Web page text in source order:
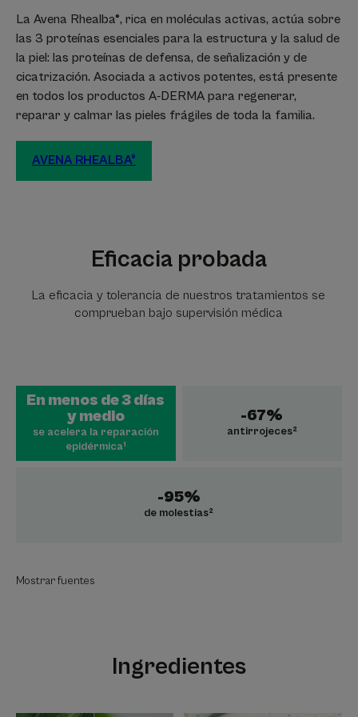
La Avena Rhealba®, rica en moléculas activas, actúa sobre
las 3 proteínas esenciales para la estructura y la salud de
la piel: las proteínas de defensa, de señalización y de
cicatrización. Asociada a activos potentes, está presente
en todos los productos A-DERMA para regenerar,
reparar y calmar las pieles frágiles de toda la familia.
AVENA RHEALBA®
Eficacia probada
La eficacia y tolerancia de nuestros tratamientos se
comprueban bajo supervisión médica
En menos de 3 días
y medio
se acelera la reparación
epidérmica¹
-67%
antirrojeces²
-95%
de molestias²
Mostrar fuentes
Ingredientes